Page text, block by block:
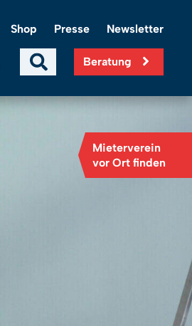
Beratung
Shop Presse Newsletter
Mieterverein
vor Ort finden